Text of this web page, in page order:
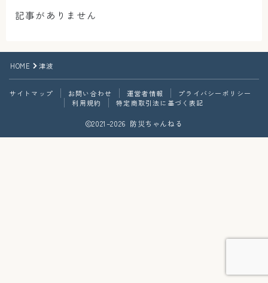
記事がありません
HOME 津波
サイトマップ お問い合わせ 運営者情報
プライバシーポリシー
利用規約
特定商取引法に基づく表記
2021–2026 防災ちゃんねる